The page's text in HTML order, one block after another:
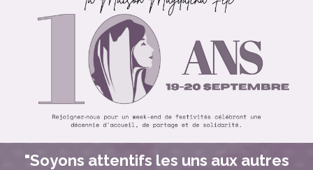
"Soyons attentifs les uns aux autres